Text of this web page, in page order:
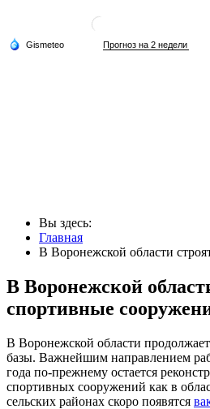
Вы здесь:
Главная
В Воронежской области
В Воронежской
спортивные
В Воронежской области
базы. Важнейшим направлением
года по-прежнему остается
спортивных сооружений как в
сельских районах скоро появятся